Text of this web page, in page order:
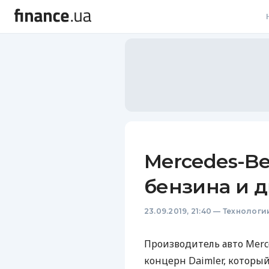
Mercedes-
бензина и
23.09.2019, 21:40 —
Производитель авто
концерн Daimler,